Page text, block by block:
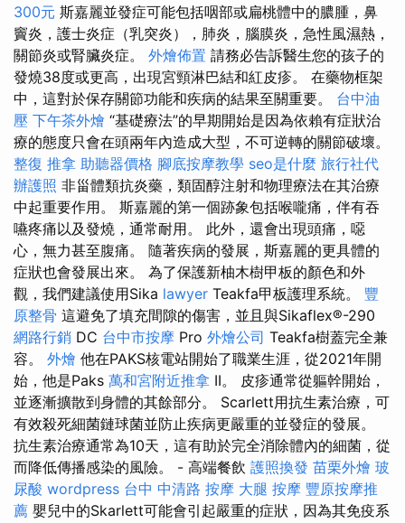
300元 斯嘉麗並發症可能包括咽部或扁桃體中的膿腫，鼻
竇炎，護士炎症（乳突炎），肺炎，腦膜炎，急性風濕熱，
關節炎或腎臟炎症。 外燴佈置 請務必告訴醫生您的孩子的
發燒38度或更高，出現宮頸淋巴結和紅皮疹。 在藥物框架
中，這對於保存關節功能和疾病的結果至關重要。 台中油
壓 下午茶外燴 “基礎療法”的早期開始是因為依賴有症狀治
療的態度只會在頭兩年內造成大型，不可逆轉的關節破壞。
整復 推拿 助聽器價格 腳底按摩教學 seo是什麼 旅行社代
辦護照 非甾體類抗炎藥，類固醇注射和物理療法在其治療
中起重要作用。 斯嘉麗的第一個跡象包括喉嚨痛，伴有吞
嚥疼痛以及發燒，通常耐用。 此外，還會出現頭痛，噁
心，無力甚至腹痛。 隨著疾病的發展，斯嘉麗的更具體的
症狀也會發展出來。 為了保護新柚木樹甲板的顏色和外
觀，我們建議使用Sika lawyer Teakfa甲板護理系統。 豐
原整骨 這避免了填充間隙的傷害，並且與Sikaflex®-290
網路行銷 DC 台中市按摩 Pro 外燴公司 Teakfa樹蓋完全兼
容。 外燴 他在PAKS核電站開始了職業生涯，從2021年開
始，他是Paks 萬和宮附近推拿 II。 皮疹通常從軀幹開始，
並逐漸擴散到身體的其餘部分。 Scarlett用抗生素治療，可
有效殺死細菌鏈球菌並防止疾病更嚴重的並發症的發展。
抗生素治療通常為10天，這有助於完全消除體內的細菌，從
而降低傳播感染的風險。 - 高端餐飲 護照換發 苗栗外燴 玻
尿酸 wordpress 台中 中清路 按摩 大腿 按摩 豐原按摩推
薦 嬰兒中的Skarlett可能會引起嚴重的症狀，因為其免疫系